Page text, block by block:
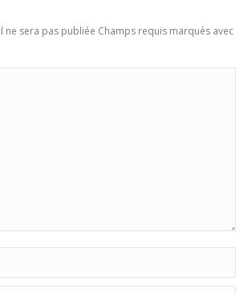
ne sera pas publiée Champs requis marqués avec